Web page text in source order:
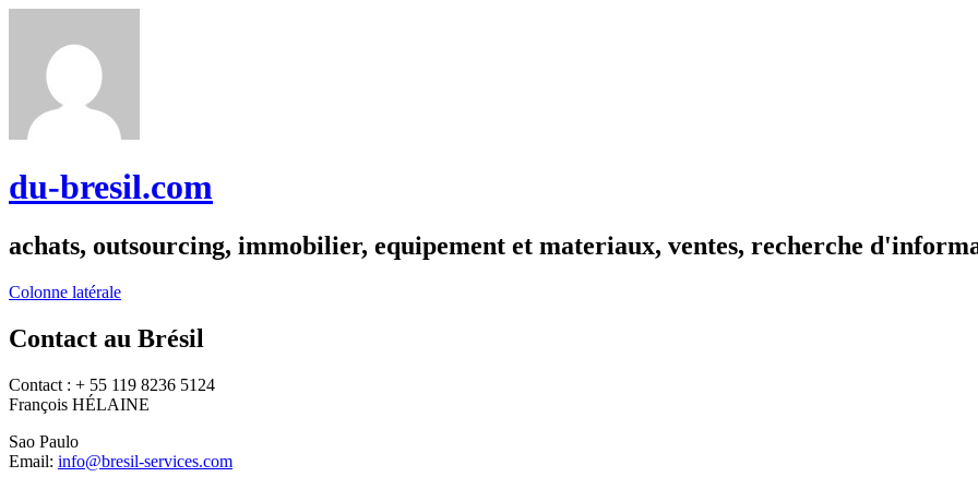
du-bresil.com
achats, outsourcing, immobilier, equipement et materiaux, ventes, recherche
Colonne latérale
Contact au Brésil
Contact : + 55 119 8236 5124
François HÉLAINE
Sao Paulo
Email: info@bresil-services.com